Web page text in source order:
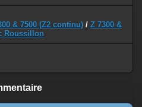
& 7500 (Z2 continu) / Z 7300 &
Roussillon